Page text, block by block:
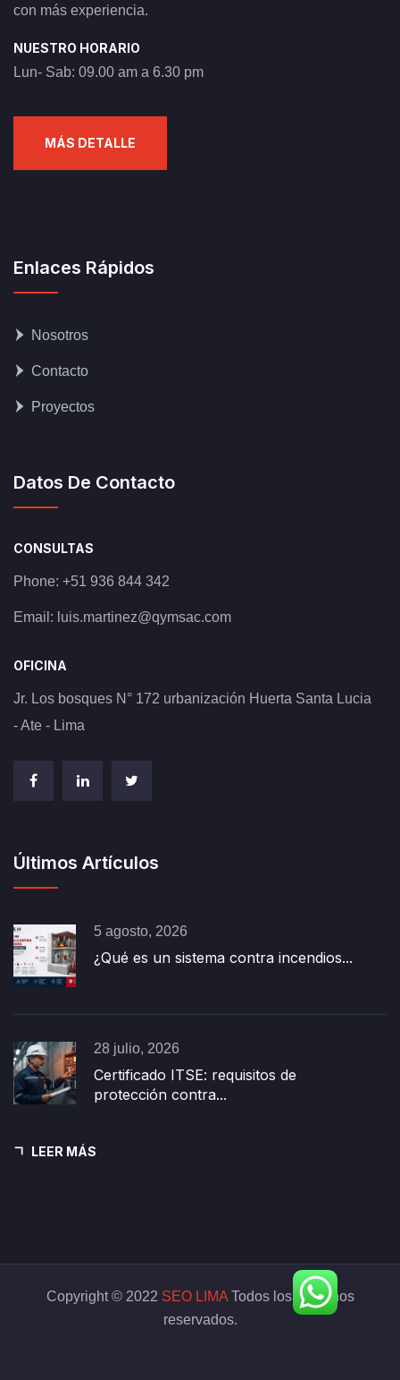
con más experiencia.
NUESTRO HORARIO
Lun- Sab: 09.00 am a 6.30 pm
MÁS DETALLE
Enlaces Rápidos
Nosotros
Contacto
Proyectos
Datos De Contacto
CONSULTAS
Phone: +51 936 844 342
Email: luis.martinez@qymsac.com
OFICINA
Jr. Los bosques N° 172 urbanización Huerta Santa Lucia
- Ate - Lima
Últimos Artículos
5 agosto, 2026
¿Qué es un sistema contra incendios...
28 julio, 2026
Certificado ITSE: requisitos de
protección contra...
LEER MÁS
Copyright © 2022 SEO LIMATodos los derechos
reservados.